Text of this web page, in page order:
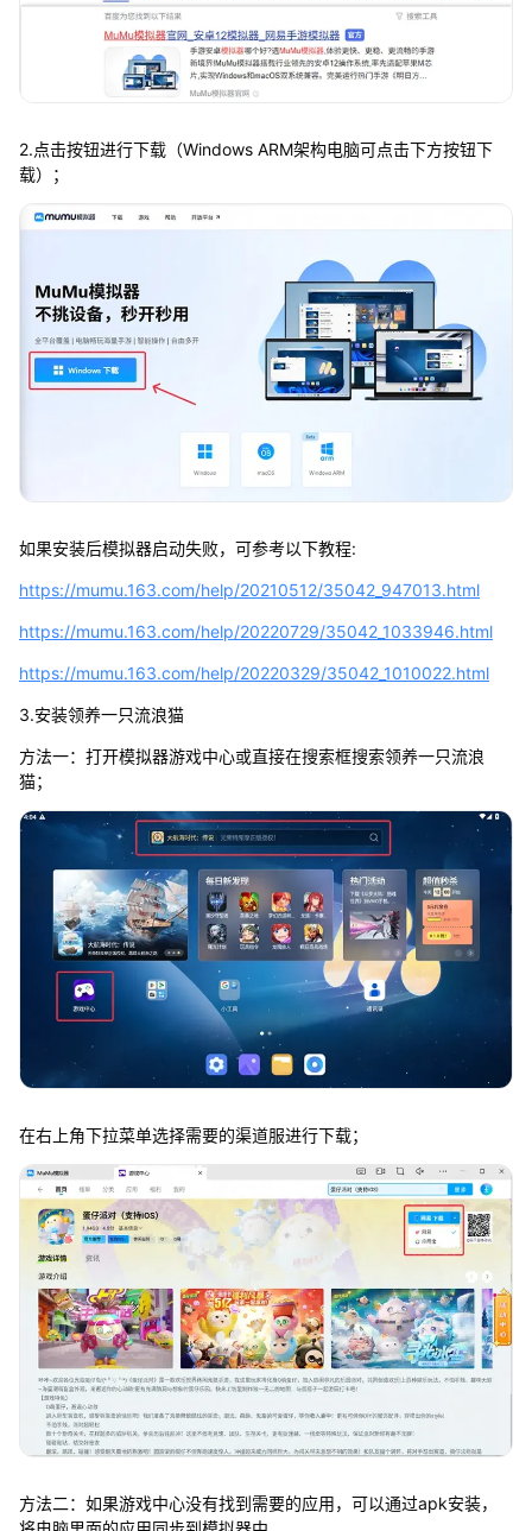
2.点击按钮进行下载（Windows ARM架构电脑可点击下方按钮下
载）；
如果安装后模拟器启动失败，可参考以下教程:
https://mumu.163.com/help/20210512/35042_947013.html
https://mumu.163.com/help/20220729/35042_1033946.html
https://mumu.163.com/help/20220329/35042_1010022.html
3.安装领养一只流浪猫
方法一：打开模拟器游戏中心或直接在搜索框搜索领养一只流浪
猫；
在右上角下拉菜单选择需要的渠道服进行下载；
方法二：如果游戏中心没有找到需要的应用，可以通过apk安装，